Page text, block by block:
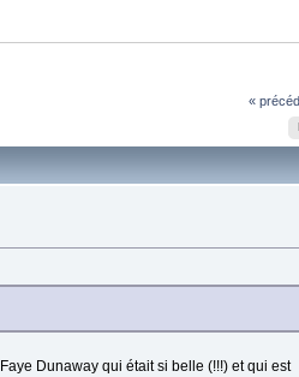
«
Dunaway qui était si belle (!!!) et qui est